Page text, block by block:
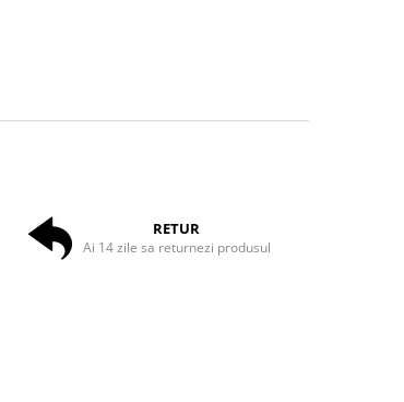
RETUR
Ai 14 zile sa returnezi produsul